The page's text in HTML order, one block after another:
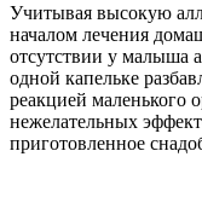
Учитывая высокую
началом лечения
отсутствии у малыша
одной капельке
реакцией маленького
нежелательных
приготовленное